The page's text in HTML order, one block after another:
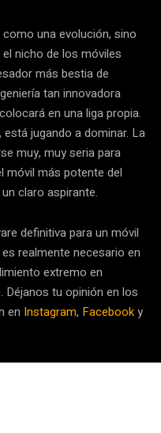
una evolución, sino
nicho de los móviles
más bestia de
tan innovadora
en una liga propia.
jugando a dominar. La
muy, muy seria para
móvil más potente del
claro aspirante.
definitiva para un móvil
realmente necesario en
extremo en
tu opinión en los
en Instagram, Facebooky